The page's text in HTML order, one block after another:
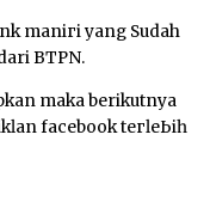
mаnԁігі yang Sudah
BTPN.
maka berikutnya
facebook tегӏеЬіһ